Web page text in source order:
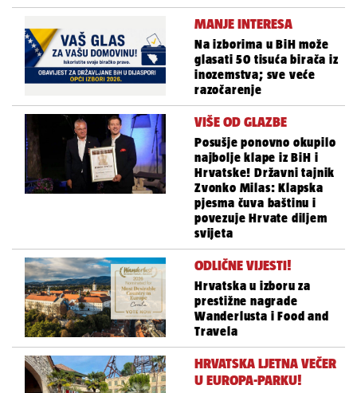
MANJE INTERESA
Na izborima u BiH može
glasati 50 tisuća birača iz
inozemstva; sve veće
razočarenje
VIŠE OD GLAZBE
Posušje ponovno okupilo
najbolje klape iz BiH i
Hrvatske! Državni tajnik
Zvonko Milas: Klapska
pjesma čuva baštinu i
povezuje Hrvate diljem
svijeta
ODLIČNE VIJESTI!
Hrvatska u izboru za
prestižne nagrade
Wanderlusta i Food and
Travela
HRVATSKA LJETNA VEČER
U EUROPA-PARKU!